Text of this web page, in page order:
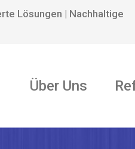
Lösungen | Nachhaltige
Über Uns